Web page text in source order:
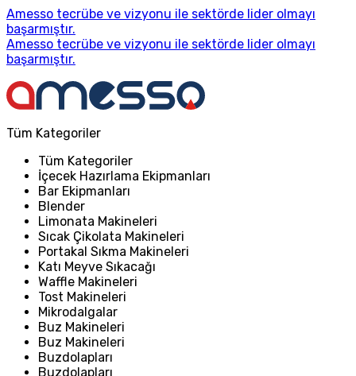
Amesso tecrübe ve vizyonu ile sektörde lider olmayı
başarmıştır.
Amesso tecrübe ve vizyonu ile sektörde lider olmayı
başarmıştır.
Tüm Kategoriler
Tüm Kategoriler
İçecek Hazırlama Ekipmanları
Bar Ekipmanları
Blender
Limonata Makineleri
Sıcak Çikolata Makineleri
Portakal Sıkma Makineleri
Katı Meyve Sıkacağı
Waffle Makineleri
Tost Makineleri
Mikrodalgalar
Buz Makineleri
Buz Makineleri
Buzdolapları
Buzdolapları